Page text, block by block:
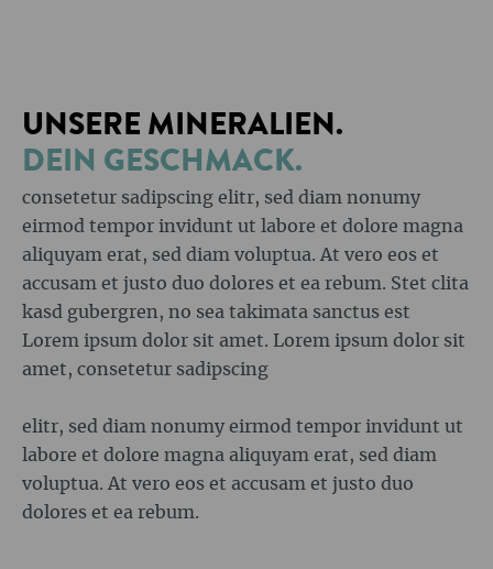
UNSERE MINERALIEN.
DEIN GESCHMACK.
consetetur sadipscing elitr, sed diam nonumy
eirmod tempor invidunt ut labore et dolore magna
aliquyam erat, sed diam voluptua. At vero eos et
accusam et justo duo dolores et ea rebum. Stet clita
kasd gubergren, no sea takimata sanctus est
Lorem ipsum dolor sit amet. Lorem ipsum dolor sit
amet, consetetur sadipscing
elitr, sed diam nonumy eirmod tempor invidunt ut
labore et dolore magna aliquyam erat, sed diam
voluptua. At vero eos et accusam et justo duo
dolores et ea rebum.